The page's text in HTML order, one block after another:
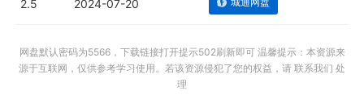
2.5 2024-07-20
网盘默认密码为5566，下载链接打开提示502刷新即可 温馨提示：本资源来
源于互联网，仅供参考学习使用。若该资源侵犯了您的权益，请 联系我们 处
理